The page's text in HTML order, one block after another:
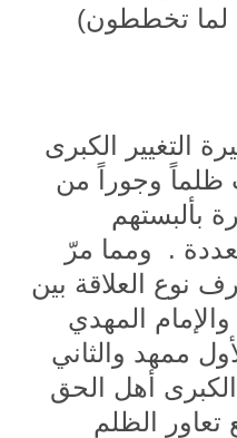
لما تخططون)
التغيير الكبرى
ظلماً وجوراً من
بألبستهم
. ومما مرّ
نوع العلاقة بين
المهدي
ممهد والثاني
الكبرى أهل الحق
تعاور الظلم